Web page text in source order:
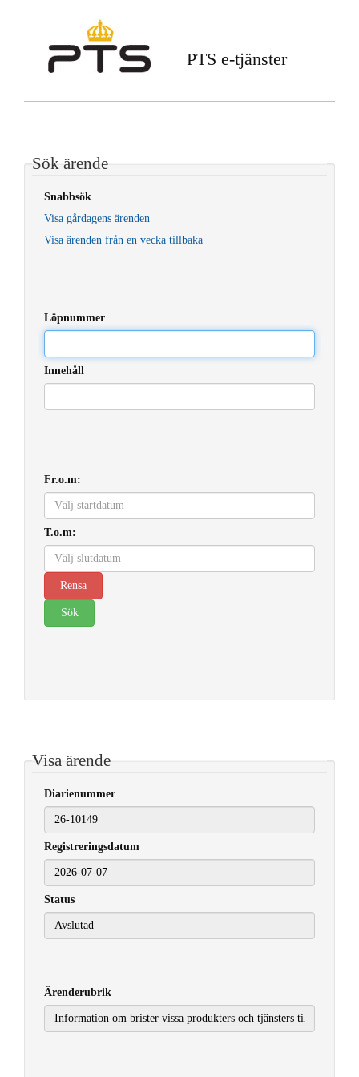
PTS e-tjänster
Sök ärende
Snabbsök
Visa gårdagens ärenden
Visa ärenden från en vecka tillbaka
Löpnummer
Innehåll
Fr.o.m:
T.o.m:
Visa ärende
Diarienummer
Registreringsdatum
2026-07-07
Status
Ärenderubrik